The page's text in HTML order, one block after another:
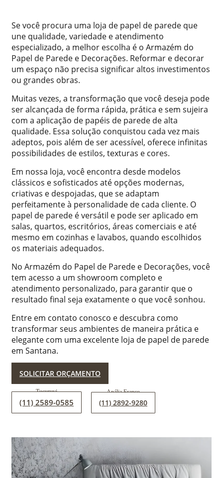
Se você procura uma loja de papel de parede que
une qualidade, variedade e atendimento
especializado, a melhor escolha é o Armazém do
Papel de Parede e Decorações. Reformar e decorar
um espaço não precisa significar altos investimentos
ou grandes obras.
Muitas vezes, a transformação que você deseja pode
ser alcançada de forma rápida, prática e sem sujeira
com a aplicação de papéis de parede de alta
qualidade. Essa solução conquistou cada vez mais
adeptos, pois além de ser acessível, oferece infinitas
possibilidades de estilos, texturas e cores.
Em nossa loja, você encontra desde modelos
clássicos e sofisticados até opções modernas,
criativas e despojadas, que se adaptam
perfeitamente à personalidade de cada cliente. O
papel de parede é versátil e pode ser aplicado em
salas, quartos, escritórios, áreas comerciais e até
mesmo em cozinhas e lavabos, quando escolhidos
os materiais adequados.
No Armazém do Papel de Parede e Decorações, você
tem acesso a um showroom completo e
atendimento personalizado, para garantir que o
resultado final seja exatamente o que você sonhou.
Entre em contato conosco e descubra como
transformar seus ambientes de maneira prática e
elegante com uma excelente loja de papel de parede
em Santana.
SOLICITAR ORÇAMENTO
(11) 2589-0585 (11) 2892-9280